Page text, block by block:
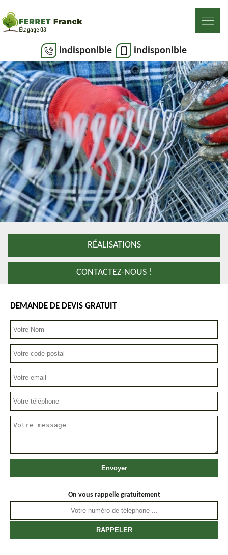
indisponible indisponible
RÉALISATIONS
CONTACTEZ-NOUS !
DEMANDE DE DEVIS GRATUIT
On vous rappelle gratuitement